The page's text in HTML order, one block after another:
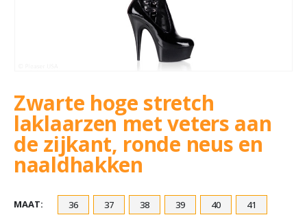
Zwarte hoge stretch
laklaarzen met veters aan
de zijkant, ronde neus en
naaldhakken
MAAT 36 37 38 39 40
41